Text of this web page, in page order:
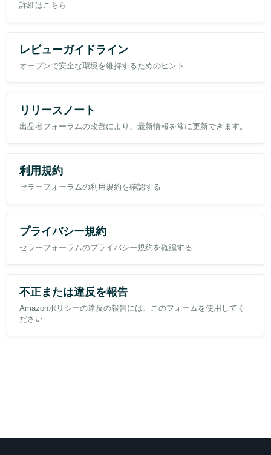
しかし、お客様からは一切返信がなく、お待たせしてしまうことを
懸念し、6月22日に全額返金を完了いたしました。
返金処理から約1ヶ月が経過した後、上記のフィードバックが投稿
されました。
も事前にご連絡も差し上げていました。にもかかわらず、このフィ
ードバックは事実と大きく異なる内容を含んでおります。
みで判断されたのだと思います。私のメッセージ履歴や返金記録、
そしてお客様の無返信という事実は一切考慮されていないように感
じられ、非常に残念でなりません。
https://sellercentral.amazon.co.jp/help/hub/reference/200213130
【AmazonがFBA注文の商品に対して返金または交換を行った場
合、元の注文の販売価格、返金額または交換商品の価格から、適用
にも関わらず、TSのイチノミヤさんは
「全ての補てんは原価が対象になる」と口頭にて仰り
Amazon様はポリシーに記載されている内容は保証せずに
TSのスタッフが話すことがルールだと主張されるのでしょうか？
また、同様の対応をされたセラーの方がいらっしゃれば
情報の共有がしたいです。
詳細はこちら
レビューガイドライン
オープンで安全な環境を維持するためのヒント
リリースノート
出品者フォーラムの改善により、最新情報を常に更新できます。
利用規約
セラーフォーラムの利用規約を確認する
プライバシー規約
セラーフォーラムのプライバシー規約を確認する
不正または違反を報告
Amazonポリシーの違反の報告には、このフォームを使用してく
ださい